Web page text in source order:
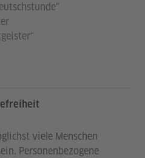
viele Menschen
Personenbezogene